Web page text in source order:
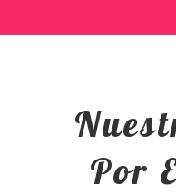
Por